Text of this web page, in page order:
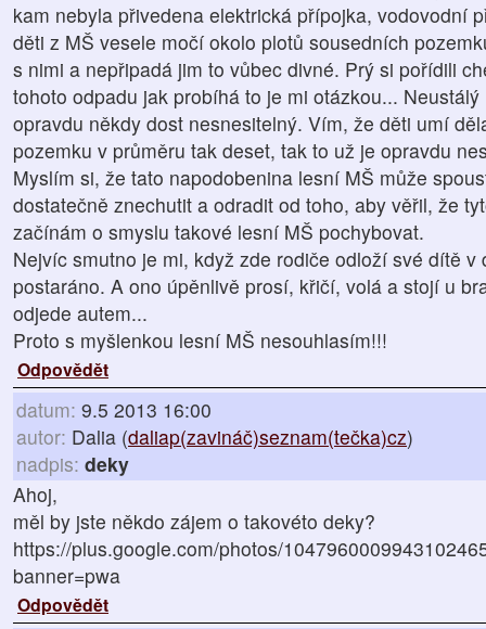
kam nebyla přivedena elektrická přípojka, vodovodní
děti z MŠ vesele močí okolo plotů sousedních
s nimi a nepřipadá jim to vůbec divné. Prý si pořídili
tohoto odpadu jak probíhá to je mi otázkou...
opravdu někdy dost nesnesitelný. Vím, že děti umí
pozemku v průměru tak deset, tak to už je opravdu
Myslím si, že tato napodobenina lesní MŠ může
dostatečně znechutit a odradit od toho, aby věřil, že
začínám o smyslu takové lesní MŠ pochybovat.
Nejvíc smutno je mi, když zde rodiče odloží své dítě
postaráno. A ono úpěnlivě prosí, křičí, volá a stojí u
odjede autem...
Proto s myšlenkou lesní MŠ nesouhlasím!!!
Odpovědět
datum: 9.5 2013 16:00
autor: Dalia (daliap(zavináč)seznam(tečka)cz)
nadpis: deky
Ahoj,
měl by jste někdo zájem o takovéto deky?
https://plus.google.com/photos/
banner=pwa
Odpovědět